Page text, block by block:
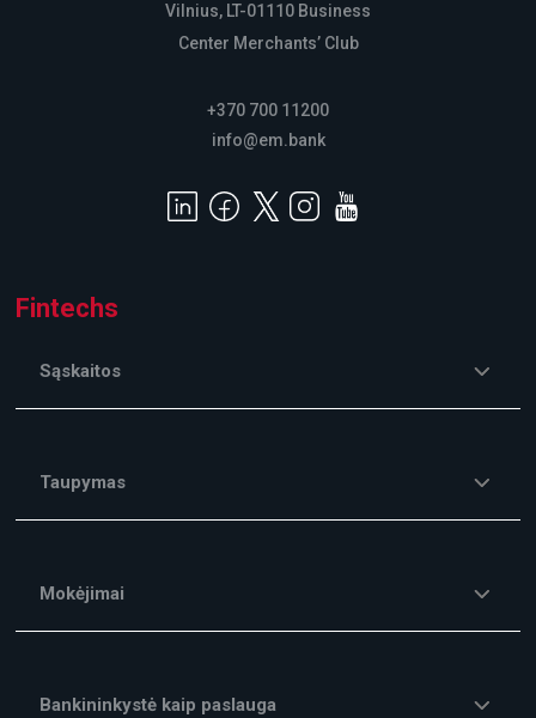
Vilnius, LT-01110 Business
Center Merchants’ Club
+370 700 11200
info@em.bank
Fintechs
Sąskaitos
Taupymas
Mokėjimai
Bankininkystė kaip paslauga